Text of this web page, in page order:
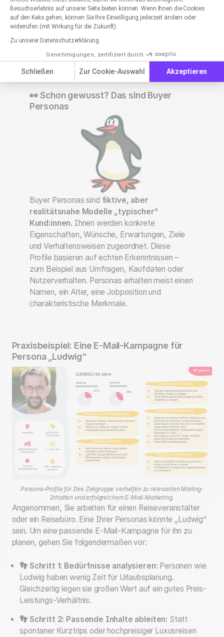
Besuchserlebnis auf unserer Seite bieten können. Wenn Ihnen die Cookies
auf den Keks gehen, können Sie Ihre Einwilligung jederzeit ändern oder
widerrufen (mit Wirkung für die Zukunft).
Zu unserer Datenschutzerklärung
Genehmigungen, zertifiziert durch
Schließen Zur Cookie-Auswahl Akzeptieren
❤️ Welche Interessen, Lebensumstände und
Bedürfnisse prägen die Persona?
✅ Welche Kriterien müssen erfüllt sein, damit sich die
Persona für mein Angebot entscheidet?
👀 Schon gewusst? Das sind Buyer
Personas
Buyer Personas sind fiktive, aber
realitätsnahe Modelle „typischer“
Kund:innen. Ihnen werden konkrete
Eigenschaften, Wünsche, Erwartungen, Ziele
und Verhaltensweisen zugeordnet. Diese
Profile basieren auf echten Erkenntnissen –
zum Beispiel aus Umfragen, Kaufdaten oder
Nutzerverhalten. Personas erhalten meist einen
Namen, ein Alter, eine Jobposition und
charakteristische Merkmale.
Praxisbeispiel: Eine E-Mail-Kampagne für
Persona „Ludwig“
Persona-Profile für Ihre Zielgruppe verhelfen zu relevanten Mailing-
Inhalten und erfolgreichem E-Mail-Marketing.
Angenommen, Sie arbeiten für einen Reiseveranstalter
oder ein Reisebüro. Eine Ihrer Personas könnte „Ludwig“
sein. Um eine passende E-Mail-Kampagne für ihn zu
planen, gehen Sie folgendermaßen vor:
👣 Schritt 1: Bedürfnisse analysieren: Personen wie
Ludwig haben wenig Zeit für Urlaubsplanung.
Gleichzeitig legen sie großen Wert auf ein gutes Preis-
Leistungs-Verhältnis.
👣 Schritt 2: Passende Inhalte ableiten: Statt
spontaner Kurztrips oder hochpreisiger Luxusreisen